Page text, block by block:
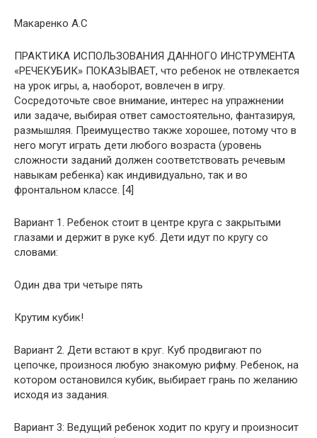
Макаренко А.С
ПРАКТИКА ИСПОЛЬЗОВАНИЯ ДАННОГО ИНСТРУМЕНТА
«РЕЧЕКУБИК» ПОКАЗЫВАЕТ, что ребенок не отвлекается
на урок игры, а, наоборот, вовлечен в игру.
Сосредоточьте свое внимание, интерес на упражнении
или задаче, выбирая ответ самостоятельно, фантазируя,
размышляя. Преимущество также хорошее, потому что в
него могут играть дети любого возраста (уровень
сложности заданий должен соответствовать речевым
навыкам ребенка) как индивидуально, так и во
фронтальном классе. [4]
Вариант 1. Ребенок стоит в центре круга с закрытыми
глазами и держит в руке куб. Дети идут по кругу со
словами:
Один два три четыре пять
Крутим кубик!
Вариант 2. Дети встают в круг. Куб продвигают по
цепочке, произнося любую знакомую рифму. Ребенок, на
котором остановился кубик, выбирает грань по желанию
исходя из задания.
Вариант 3: Ведущий ребенок ходит по кругу и произносит